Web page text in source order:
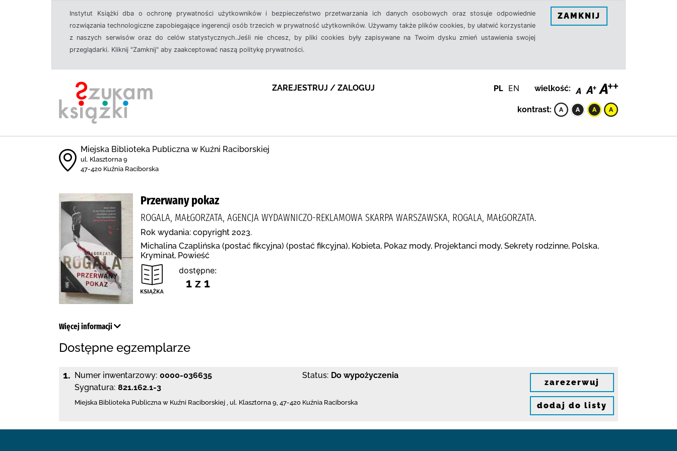
Instytut Książki dba o ochronę prywatności użytkowników i bezpieczeństwo przetwarzania ich danych osobowych oraz stosuje odpowiednie
rozwiązania technologiczne zapobiegające ingerencji osób trzecich w prywatność użytkowników. Używamy także plików cookies, by ułatwić korzystanie
z naszych serwisów oraz do celów statystycznych.Jeśli nie chcesz, by pliki cookies były zapisywane na Twoim dysku zmień ustawienia swojej
przeglądarki. Kliknij "Zamknij" aby zaakceptować naszą politykę prywatności.
ZAMKNIJ
ZAREJESTRUJ / ZALOGUJ PL EN wielkość:
kontrast:
Miejska Biblioteka Publiczna w Kuźni Raciborskiej
ul. Klasztorna 9
47-420 Kuźnia Raciborska
Przerwany pokaz
ROGALA, MAŁGORZATA, AGENCJA WYDAWNICZO-REKLAMOWA SKARPA WARSZAWSKA, ROGALA, MAŁGORZATA.
Rok wydania: copyright 2023.
Michalina Czaplińska (postać fikcyjna) (postać fikcyjna), Kobieta, Pokaz mody, Projektanci mody, Sekrety rodzinne, Polska,
Kryminał, Powieść
dostępne:
1 z 1
Więcej informacji
Dostępne egzemplarze
1. Numer inwentarzowy: 0000-036635
Sygnatura: 821.162.1-3
Status: Do wypożyczenia
Miejska Biblioteka Publiczna w Kuźni Raciborskiej , ul. Klasztorna 9, 47-420 Kuźnia Raciborska
zarezerwuj
dodaj do listy